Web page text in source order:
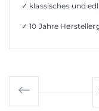
✓ klassisches und
✓ 10 Jahre